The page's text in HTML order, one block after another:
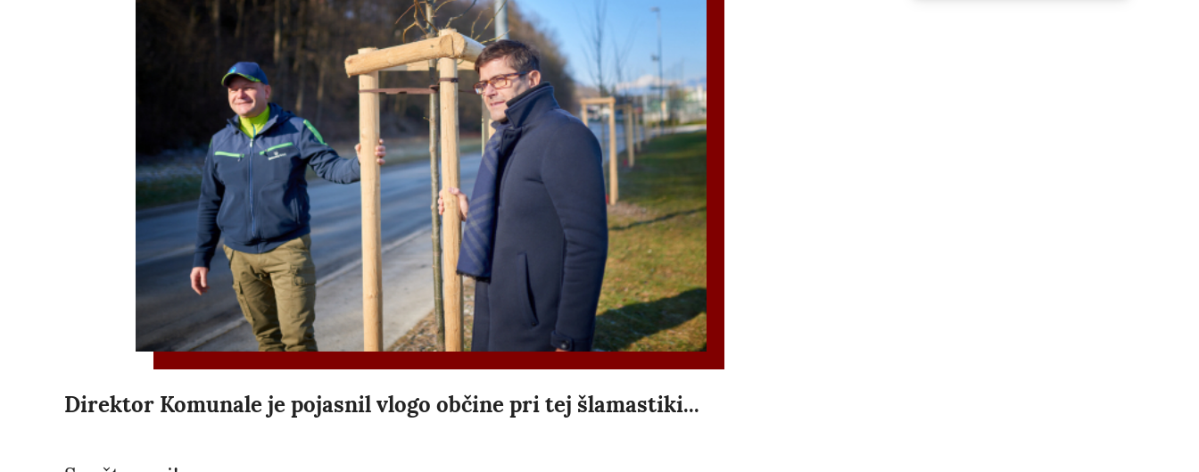
Direktor Komunale je pojasnil vlogo občine pri tej šlamastiki...